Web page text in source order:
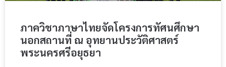
ภาควิชาภาษาไทยจัดโครงการทัศนศึกษา
นอกสถานที่ ณ อุทยานประวัติศาสตร์
พระนครศรีอยุธยา